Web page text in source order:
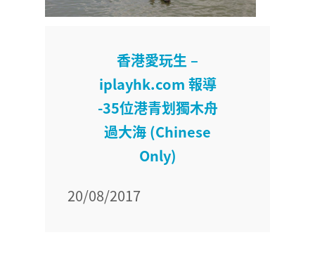
香港愛玩生 –
iplayhk.com 報導
-35位港青划獨木舟
過大海 (Chinese
Only)
20/08/2017